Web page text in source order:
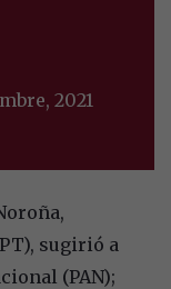
2021
sugirió a
(PAN);